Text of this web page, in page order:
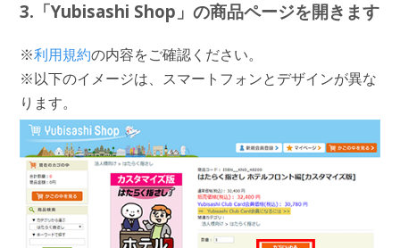
3.「Yubisashi Shop」の商品ページを開きます
※利用規約の内容をご確認ください。
※以下のイメージは、スマートフォンとデザインが異な
ります。